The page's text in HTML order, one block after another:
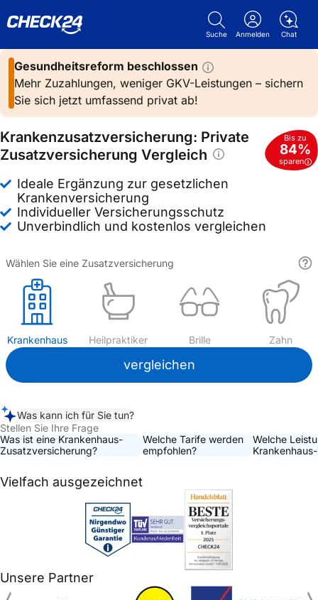
Anmelden Chat
Suche
Gesundheitsreform beschlossen
Mehr Zuzahlungen, weniger GKV-Leistungen – sichern
Sie sich jetzt umfassend privat ab!
Kranken­zusatz­versicherung: Private
Zusatzversicherung Vergleich
Bis zu
84%
sparen
Ideale Ergänzung zur gesetzlichen
Krankenversicherung
Individueller Versicherungsschutz
Unverbindlich und kostenlos vergleichen
Wählen Sie eine Zusatzversicherung
Kranken­haus Heil­praktiker Brille Zahn
vergleichen
Was kann ich für Sie tun?
Stellen Sie Ihre Frage
Was ist eine Krankenhaus-
Zusatzversicherung?
Welche Tarife werden
empfohlen?
Welche
Vielfach ausgezeichnet
Unsere Partner